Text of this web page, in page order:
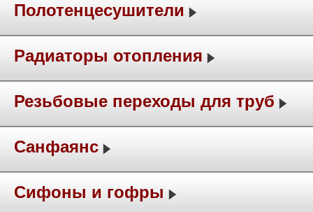
Полотенцесушители
Радиаторы отопления
Резьбовые переходы для труб
Санфаянс
Сифоны и гофры